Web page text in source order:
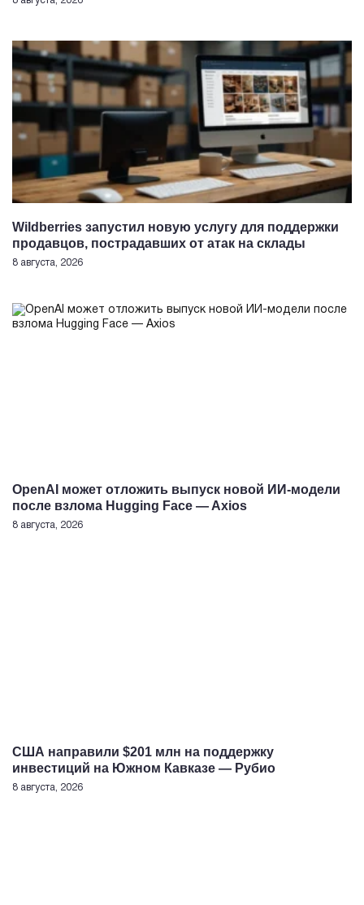
Wildberries запустил новую услугу для поддержки
продавцов, пострадавших от атак на склады
8 августа, 2026
OpenAI может отложить выпуск новой ИИ-модели
после взлома Hugging Face — Axios
8 августа, 2026
США направили $201 млн на поддержку
инвестиций на Южном Кавказе — Рубио
8 августа, 2026